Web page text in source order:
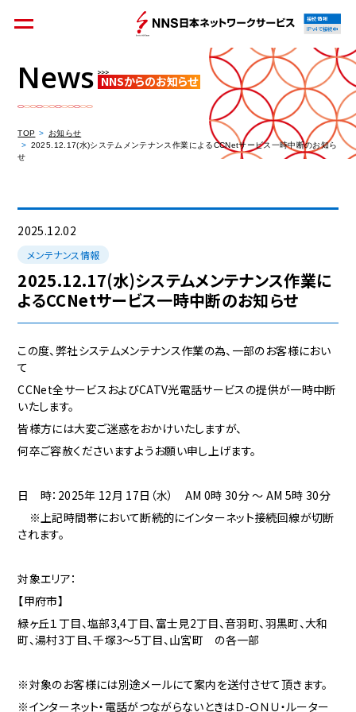
集合住宅オーナーの方
資料請求
接続情報
IPv4で接続中
News NNSからのお知らせ
TOP
お知らせ
2025.12.17(水)システムメンテナンス作業によるCCNetサービス一時中断のお知ら
せ
2025.12.02
メンテナンス情報
2025.12.17(水)システムメンテナンス作業に
よるCCNetサービス一時中断のお知らせ
この度、弊社システムメンテナンス作業の為、一部のお客様におい
て
CCNet全サービスおよびCATV光電話サービスの提供が一時中断
いたします。
皆様方には大変ご迷惑をおかけいたしますが、
何卒ご容赦くださいますようお願い申し上げます。
日 時：2025年 12月 17日（水） AM 0時 30分 ～ AM 5時 30分
※上記時間帯において断続的にインターネット接続回線が切断
されます。
対象エリア：
【甲府市】
緑ヶ丘１丁目、塩部3,4丁目、富士見2丁目、音羽町、羽黒町、大和
町、湯村3丁目、千塚3～5丁目、山宮町 の各一部
※対象のお客様には別途メールにて案内を送付させて頂きます。
※インターネット・電話がつながらないときはＤ-ＯＮＵ・ルーター